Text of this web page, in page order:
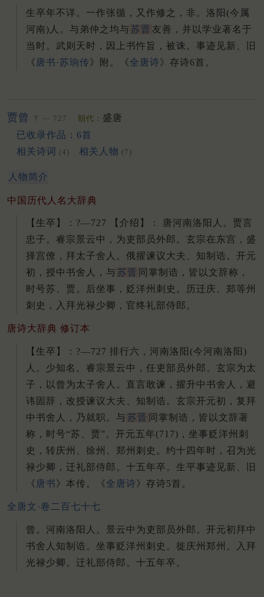
生卒年不详。 一作张循，又作修之，非。 洛阳(今属
河南)人。 与弟仲之均与 苏晋 友善，并以学业著名于
当时。 武则天时，因上书忤旨，被诛。 事迹见新、旧
《 唐书·苏珦传》附。 《全唐诗》存诗6首。
贾曾 ？ — 727 朝代： 盛唐
已收录作品：6首
相关诗词 (4) 相关人物 (7)
人物简介
中国历代人名大辞典
【生卒】：?—727 【介绍】： 唐河南洛阳人。
贾言
忠子。 睿宗景云中，为吏部员外郎。 玄宗在东宫，盛
择宫僚，拜太子舍人。 俄擢谏议大夫、知制诰。 开元
初，授中书舍人，与 苏晋 同掌制诰，皆以文辞称，
时号苏、贾。
后坐事，贬洋州刺史。
历迁庆、郑等州
刺史，入拜光禄少卿，官终礼部侍郎。
唐诗大辞典 修订本
【生卒】：?—727 排行六，河南洛阳(今河南洛阳)
人。 少知名。 睿宗景云中，任吏部员外郎。 玄宗为太
子，以曾为太子舍人。 直言敢谏，擢升中书舍人，避
讳固辞，改授谏议大夫、知制诰。 玄宗开元初，复拜
中书舍人，乃就职。 与 苏晋 同掌制诰，皆以文辞著
称，时号“苏、贾”。 开元五年(717)，坐事贬洋州刺
史，转庆州、徐州、郑州刺史。 约十四年时，召为光
禄少卿，迁礼部侍郎。 十五年卒。 生平事迹见新、旧
《 唐书》本传。 《全唐诗》存诗5首。
全唐文·卷二百七十七
曾。河南洛阳人。景云中为吏部员外郎。开元初拜中
书舍人知制诰。坐事贬洋州刺史。徙庆州郑州。入拜
光禄少卿。迁礼部侍郎。十五年卒。